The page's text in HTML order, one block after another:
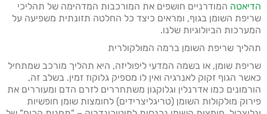
הדיאטה המודרניים חושפים את המורכבות המדהימה של תהליכי
שריפת השומן בגוף, ומראים כיצד כל החלטה תזונתית משפיעה על
המערכות הביולוגיות שלנו.
תהליך שריפת השומן ברמה המולקולרית
שריפת שומן, או בשמה המדעי ליפוליזה, היא תהליך מורכב שמתחיל
כאשר הגוף זקוק לאנרגיה ואין לו מספיק גלוקוז זמין. בשלב זה,
הורמונים כמו אדרנלין וגלוקגון משתחררים לזרם הדם ומעוררים את
פירוק מולקולות השומן (טריגליצרידים) לחומצות שומן חופשיות